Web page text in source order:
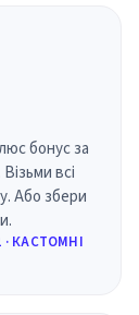
бонус за
всі
Або збери
· КАСТОМНІ